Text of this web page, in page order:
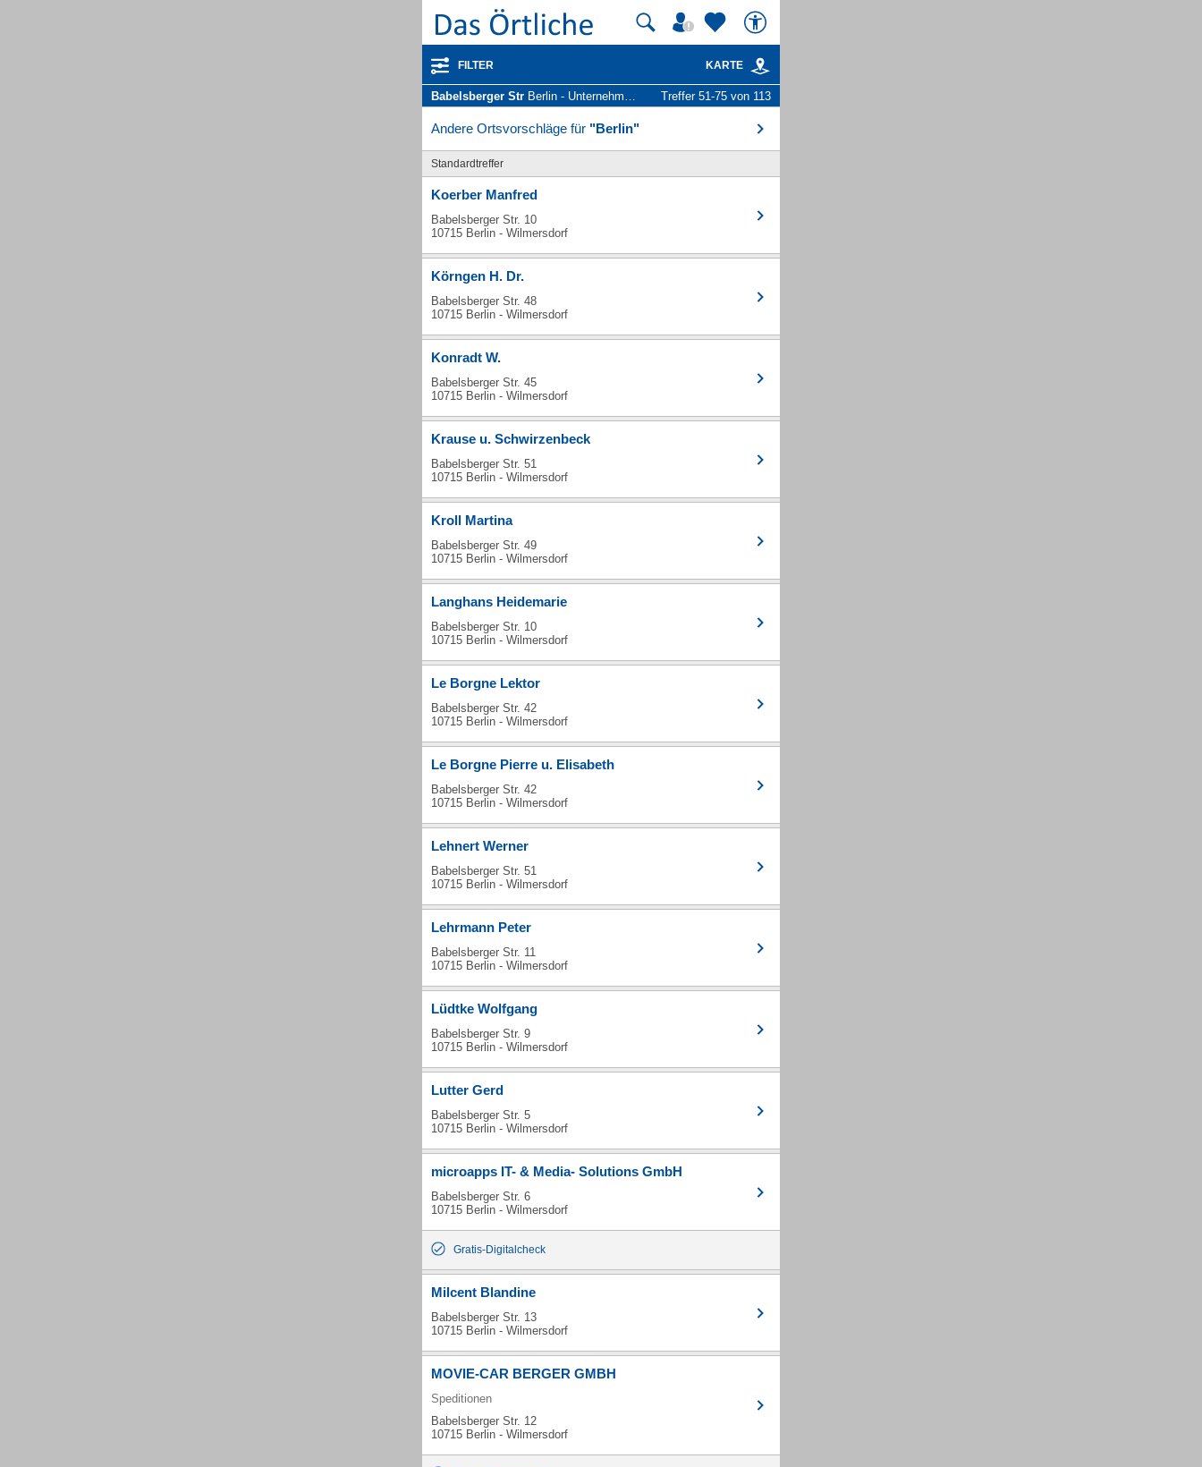
FILTER KARTE
Babelsberger Str Berlin - Unternehmen und Personen Treffer 51-75 von 113
Andere Ortsvorschläge für "Berlin"
Standardtreffer
Koerber Manfred
Babelsberger Str. 10
10715 Berlin - Wilmersdorf
Körngen H. Dr.
Babelsberger Str. 48
10715 Berlin - Wilmersdorf
Konradt W.
Babelsberger Str. 45
10715 Berlin - Wilmersdorf
Krause u. Schwirzenbeck
Babelsberger Str. 51
10715 Berlin - Wilmersdorf
Kroll Martina
Babelsberger Str. 49
10715 Berlin - Wilmersdorf
Langhans Heidemarie
Babelsberger Str. 10
10715 Berlin - Wilmersdorf
Le Borgne Lektor
Babelsberger Str. 42
10715 Berlin - Wilmersdorf
Le Borgne Pierre u. Elisabeth
Babelsberger Str. 42
10715 Berlin - Wilmersdorf
Lehnert Werner
Babelsberger Str. 51
10715 Berlin - Wilmersdorf
Lehrmann Peter
Babelsberger Str. 11
10715 Berlin - Wilmersdorf
Lüdtke Wolfgang
Babelsberger Str. 9
10715 Berlin - Wilmersdorf
Lutter Gerd
Babelsberger Str. 5
10715 Berlin - Wilmersdorf
microapps IT- & Media- Solutions GmbH
Babelsberger Str. 6
10715 Berlin - Wilmersdorf
Gratis-Digitalcheck
Milcent Blandine
Babelsberger Str. 13
10715 Berlin - Wilmersdorf
MOVIE-CAR BERGER GMBH
Speditionen
Babelsberger Str. 12
10715 Berlin - Wilmersdorf